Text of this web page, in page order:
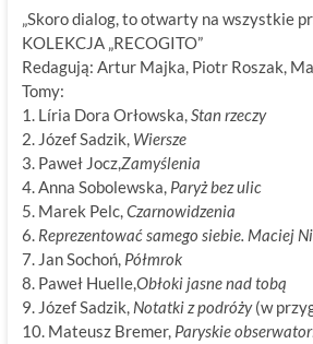
„Skoro dialog, to otwarty na wszystkie
KOLEKCJA „RECOGITO”
Redagują: Artur Majka, Piotr Roszak,
Tomy:
1. Líria Dora Orłowska,Stan rzeczy
2. Józef Sadzik, Wiersze
3. Paweł Jocz,Zamyślenia
4. Anna Sobolewska, Paryż bez ulic
5. Marek Pelc,Czarnowidzenia
6. Reprezentować samego siebie. Maciej
7. Jan Sochoń, Półmrok
8. Paweł Huelle,Obłoki jasne nad tobą
9. Józef Sadzik, Notatki z podróży(w
10. Mateusz Bremer, Paryskie